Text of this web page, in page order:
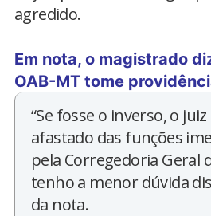
agredido.
Em nota, o magistrado
OAB-MT tome
“Se fosse o inverso, o
afastado das funções
pela Corregedoria Geral
tenho a menor dúvida
da nota.